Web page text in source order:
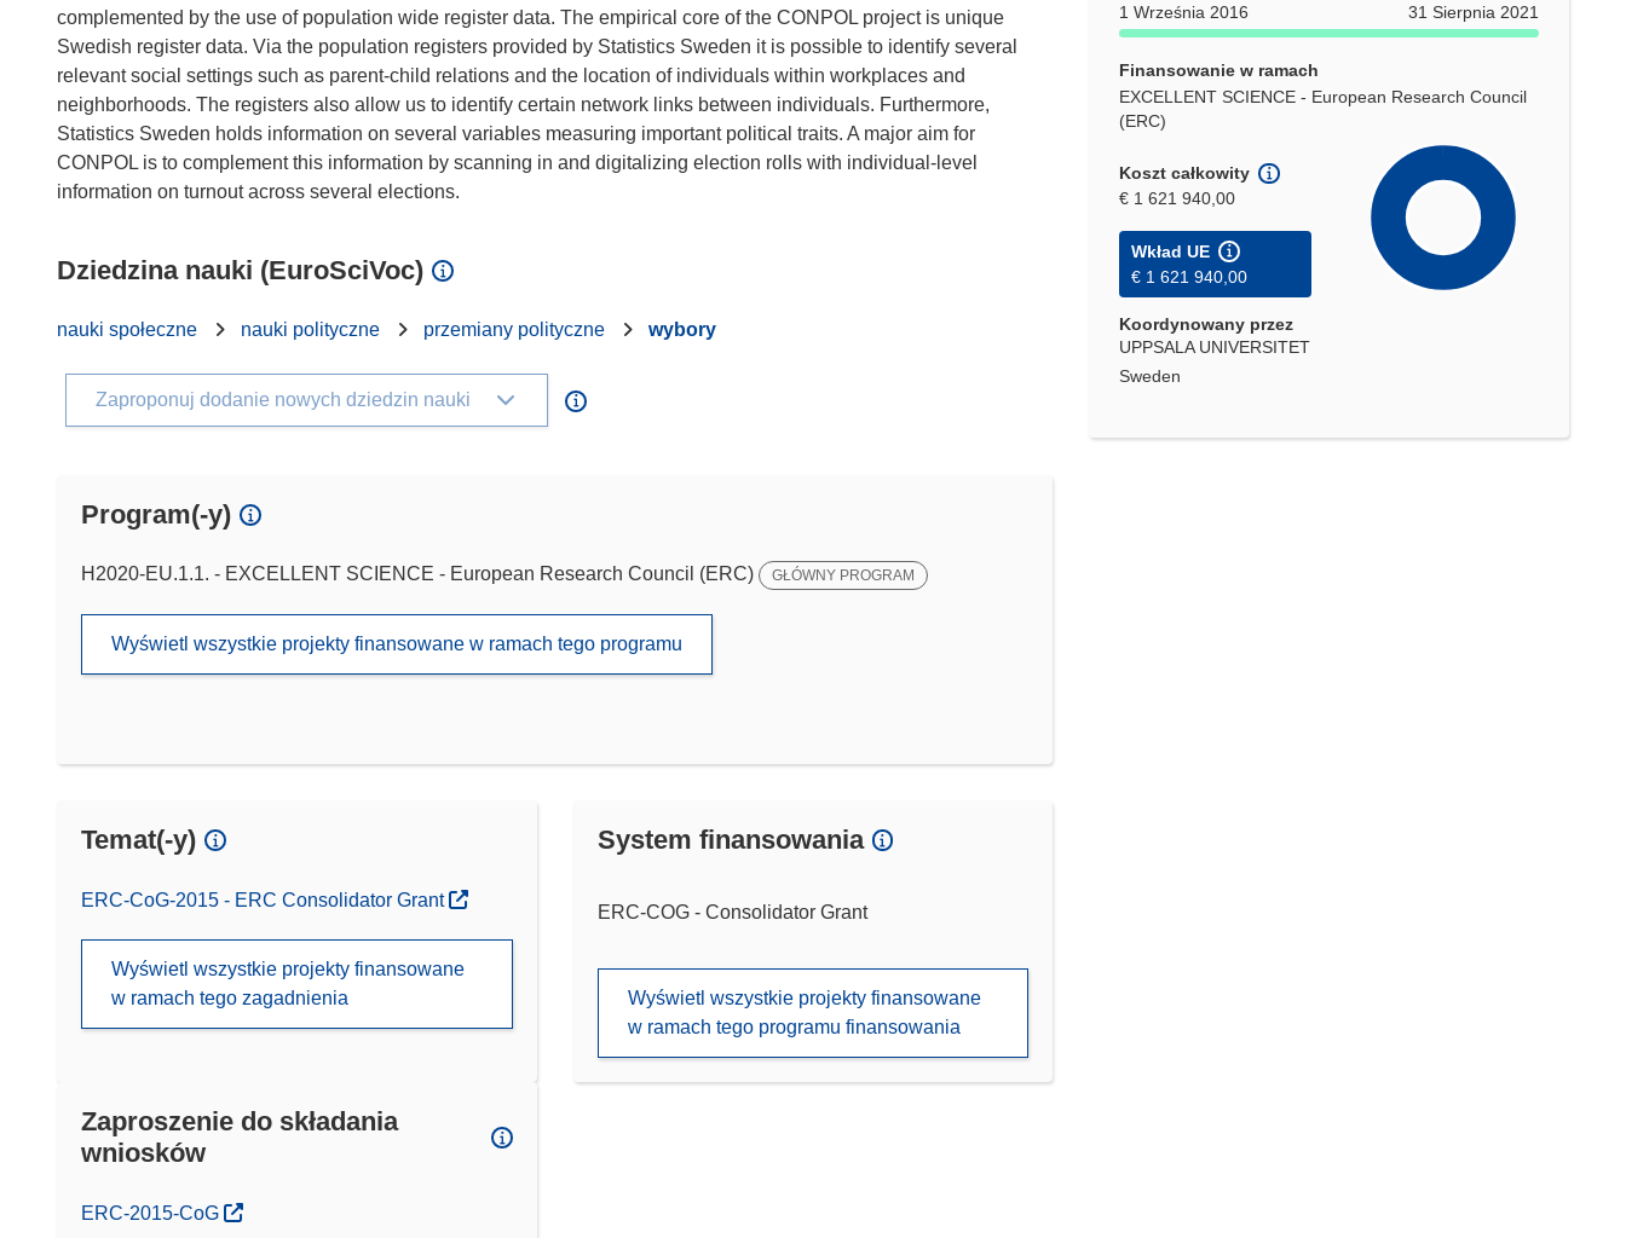
1 Września 2016
31 Sierpnia 2021
Finansowanie w ramach
EXCELLENT SCIENCE - European Research Council
(ERC)
Koszt całkowity
€ 1 621 940,00
Wkład UE
€ 1 621 940,00
Koordynowany przez
UPPSALA UNIVERSITET
Sweden
complemented by the use of population wide register data. The empirical core of the CONPOL project is unique
Swedish register data. Via the population registers provided by Statistics Sweden it is possible to identify several
relevant social settings such as parent-child relations and the location of individuals within workplaces and
neighborhoods. The registers also allow us to identify certain network links between individuals. Furthermore,
Statistics Sweden holds information on several variables measuring important political traits. A major aim for
CONPOL is to complement this information by scanning in and digitalizing election rolls with individual-level
Dziedzina nauki (EuroSciVoc)
nauki społeczne nauki polityczne przemiany polityczne wybory
Zaproponuj dodanie nowych dziedzin nauki
Program(-y)
H2020-EU.1.1. - EXCELLENT SCIENCE - European Research Council (ERC) GŁÓWNY PROGRAM
Wyświetl wszystkie projekty finansowane w ramach tego programu
Temat(-y)
ERC-CoG-2015 - ERC Consolidator Grant
Wyświetl wszystkie projekty finansowane
w ramach tego zagadnienia
System finansowania
ERC-COG - Consolidator Grant
Wyświetl wszystkie projekty finansowane
w ramach tego programu finansowania
Zaproszenie do składania
wniosków
(odnośnik otworzy się w nowym oknie)
ERC-2015-CoG